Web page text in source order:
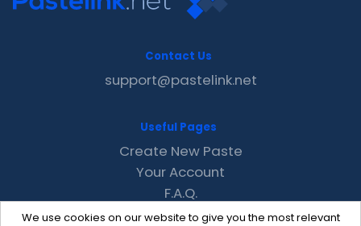
We use cookies on our website to give you the most relevant
Contact Us
support@pastelink.net
Useful Pages
Create New Paste
Your Account
F.A.Q.
Recent